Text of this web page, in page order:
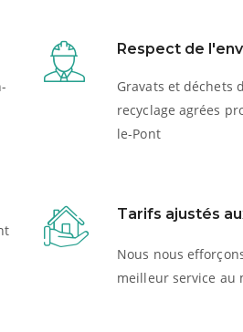
Respect de
Gravats et déchets
recyclage agrées
le-Pont
Tarifs ajustés
Nous nous
meilleur service au